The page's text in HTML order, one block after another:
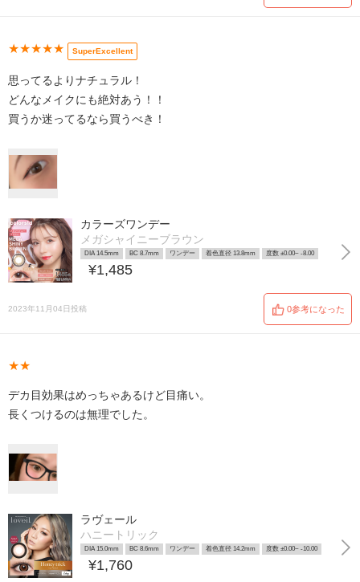
★★★★★ SuperExcellent
思ってるよりナチュラル！
どんなメイクにも絶対あう！！
買うか迷ってるなら買うべき！
カラーズワンデー
メガシャイニーブラウン
DIA 14.5mm BC 8.7mm ワンデー 着色直径 13.8mm 度数 ±0.00~ -8.00
¥1,485
2023年11月04日投稿 0参考になった
★★
デカ目効果はめっちゃあるけど目痛い。
長くつけるのは無理でした。
ラヴェール
ハニートリック
DIA 15.0mm BC 8.6mm ワンデー 着色直径 14.2mm 度数 ±0.00~ -10.00
¥1,760